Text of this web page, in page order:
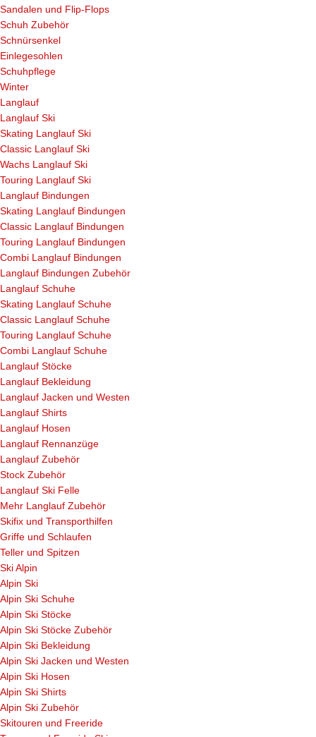
Sandalen und Flip-Flops
Schuh Zubehör
Schnürsenkel
Einlegesohlen
Schuhpflege
Winter
Langlauf
Langlauf Ski
Skating Langlauf Ski
Classic Langlauf Ski
Wachs Langlauf Ski
Touring Langlauf Ski
Langlauf Bindungen
Skating Langlauf Bindungen
Classic Langlauf Bindungen
Touring Langlauf Bindungen
Combi Langlauf Bindungen
Langlauf Bindungen Zubehör
Langlauf Schuhe
Skating Langlauf Schuhe
Classic Langlauf Schuhe
Touring Langlauf Schuhe
Combi Langlauf Schuhe
Langlauf Stöcke
Langlauf Bekleidung
Langlauf Jacken und Westen
Langlauf Shirts
Langlauf Hosen
Langlauf Rennanzüge
Langlauf Zubehör
Stock Zubehör
Langlauf Ski Felle
Mehr Langlauf Zubehör
Skifix und Transporthilfen
Griffe und Schlaufen
Teller und Spitzen
Ski Alpin
Alpin Ski
Alpin Ski Schuhe
Alpin Ski Stöcke
Alpin Ski Stöcke Zubehör
Alpin Ski Bekleidung
Alpin Ski Jacken und Westen
Alpin Ski Hosen
Alpin Ski Shirts
Alpin Ski Zubehör
Skitouren und Freeride